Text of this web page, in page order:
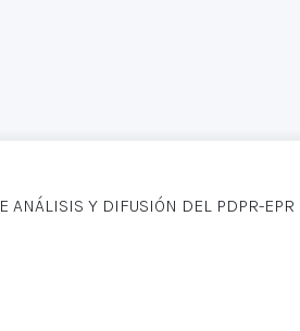
ANÁLISIS Y DIFUSIÓN DEL PDPR-EPR